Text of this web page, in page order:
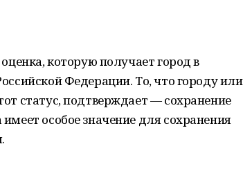
которую получает город в
Федерации. То, что городу или
статус, подтверждает — сохранение
особое значение для сохранения